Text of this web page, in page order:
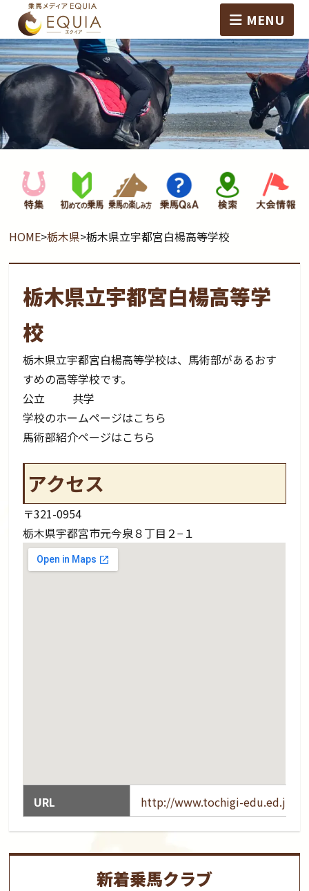
MENU
HOME>栃木県>栃木県立宇都宮白楊高等学校
栃木県立宇都宮白楊高等学
校
栃木県立宇都宮白楊高等学校は、馬術部があるおす
すめの高等学校です。
公立
共学
学校のホームページはこちら
馬術部紹介ページはこちら
アクセス
〒321-0954
栃木県宇都宮市元今泉８丁目２−１
URL http://www.tochigi-edu.ed.jp/
新着乗馬クラブ